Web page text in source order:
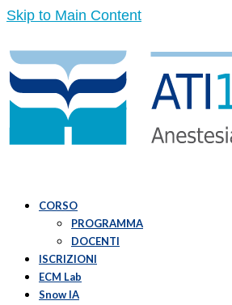
Skip to Main Content
CORSO
PROGRAMMA
DOCENTI
ISCRIZIONI
ECM Lab
Snow IA